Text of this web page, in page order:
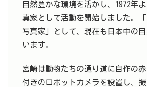
自然豊かな環境を活かし、1972年
真家として活動を開始しました。
写真家」として、現在も日本中の
います。
宮崎は動物たちの通り道に自作の
付きのロボットカメラを設置し、